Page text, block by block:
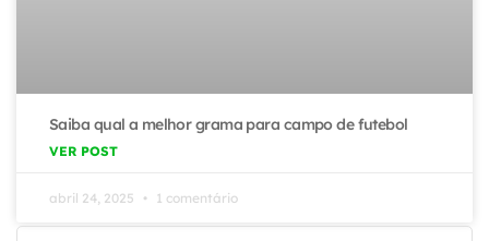
Saiba qual a melhor grama para campo de futebol
VER POST
abril 24, 2025 1 comentário